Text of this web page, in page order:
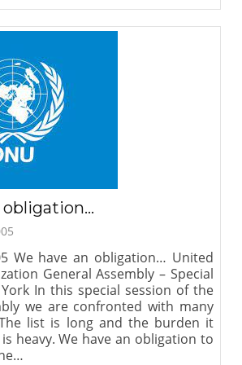
obligation…
We have an obligation… United
General Assembly – Special
In this special session of the
we are confronted with many
list is long and the burden it
heavy. We have an obligation to